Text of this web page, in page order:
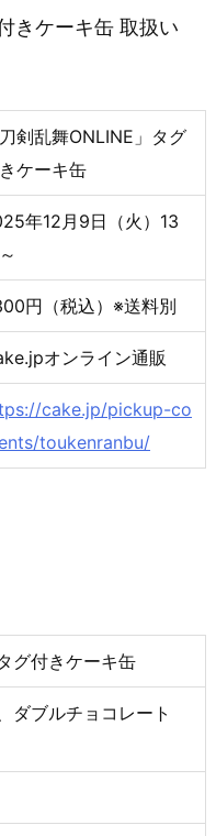
きケーキ缶 取扱い
刀剣乱舞ONLINE」タグ
ケーキ缶
年12月9日（火）13
円（税込）※送料別
オンライン通販
cake.jp/pickup-co
toukenranbu/
グ付きケーキ缶
ダブルチョコレート